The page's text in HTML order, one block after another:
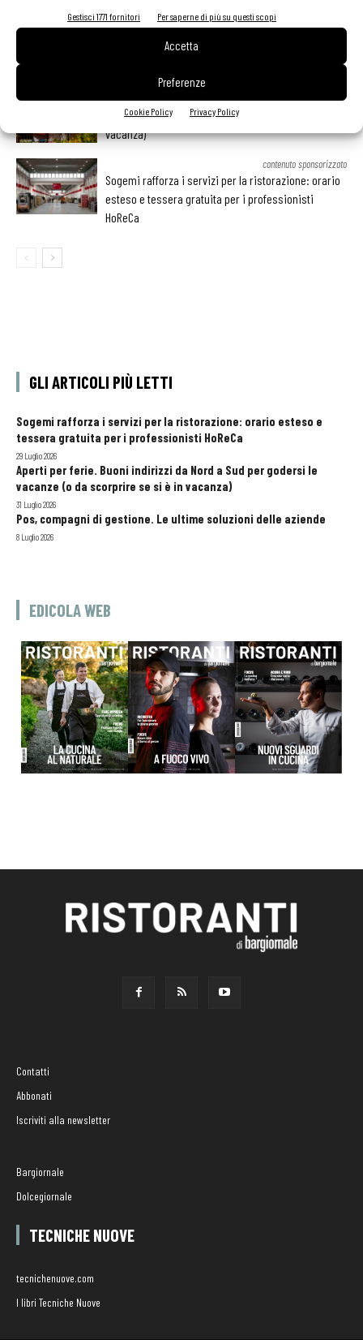
Gestisci 1771 fornitori Per saperne di più su questi scopi
Accetta
Preferenze
Cookie Policy Privacy Policy
Ampliare l’attività del ristorante al catering? Sì, ma la
godersi le vacanze (o da scorprire se si è in
vacanza)
contenuto sponsorizzato
Sogemi rafforza i servizi per la ristorazione: orario
esteso e tessera gratuita per i professionisti
HoReCa
GLI ARTICOLI PIÙ LETTI
Sogemi rafforza i servizi per la ristorazione: orario esteso e
tessera gratuita per i professionisti HoReCa
29 Luglio 2026
Aperti per ferie. Buoni indirizzi da Nord a Sud per godersi le
vacanze (o da scorprire se si è in vacanza)
31 Luglio 2026
Pos, compagni di gestione. Le ultime soluzioni delle aziende
8 Luglio 2026
EDICOLA WEB
Contatti
Abbonati
Iscriviti alla newsletter
Bargiornale
Dolcegiornale
TECNICHE NUOVE
tecnichenuove.com
I libri Tecniche Nuove